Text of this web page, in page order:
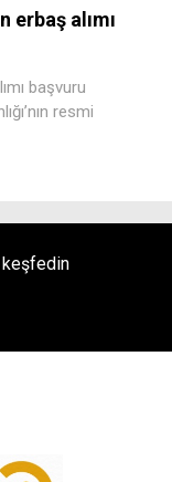
erbaş alımı
başvuru
resmi
keşfedin